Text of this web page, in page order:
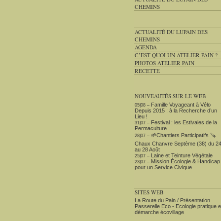
CHEMINS
ACTUALITÉ DU LUPAIN DES
CHEMINS
AGENDA
C’EST QUOI UN ATELIER PAIN ?
PHOTOS ATELIER PAIN
RECETTE
NOUVEAUTÉS SUR LE WEB
05|08 – Famille Voyageant à Vélo
Depuis 2015 : à la Recherche d’un
Lieu !
31|07 – Festival : les Estivales de la
Permaculture
28|07 –🌱Chantiers Participatifs 🪚​
Chaux Chanvre Septème (38) du
au 28 Août
25|07 – Laine et Teinture Végétale
23|07 – Mission Écologie & Handicap
pour un Service Civique
SITES WEB
La Route du Pain / Présentation
Passerelle Eco - Ecologie pratique
démarche écovillage